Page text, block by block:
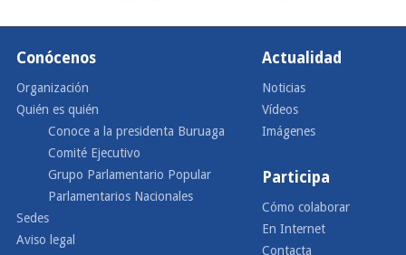
Conócenos
Organización
Quién es quién
Conoce a la presidenta Buruaga
Comité Ejecutivo
Grupo Parlamentario Popular
Parlamentarios Nacionales
Sedes
Aviso legal
Actualidad
Noticias
Vídeos
Imágenes
Participa
Cómo colaborar
En Internet
Contacta